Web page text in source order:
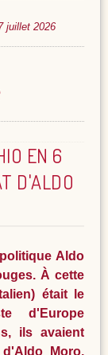
juillet 2026
EN 6
D'ALDO
Aldo
À cette
était le
d'Europe
ils avaient
Moro,